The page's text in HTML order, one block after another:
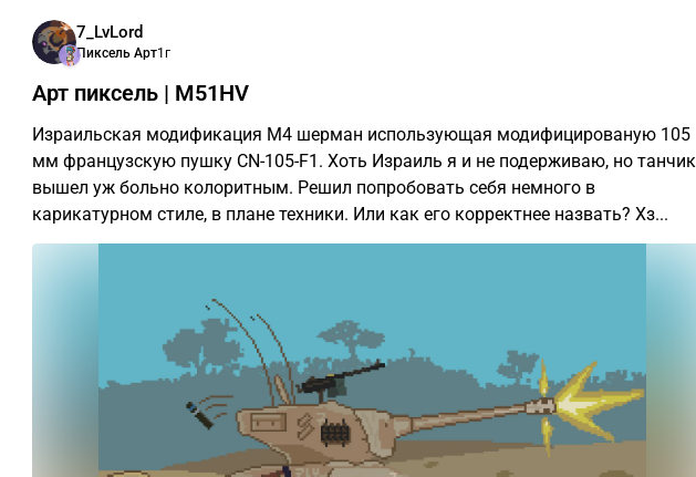
7_LvLord
Пиксель Арт1г
Арт пиксель | M51HV
Израильская модификация М4 шерман использующая модифицированую 105
мм французскую пушку CN-105-F1. Хоть Израиль я и не подерживаю, но танчик
вышел уж больно колоритным. Решил попробовать себя немного в
карикатурном стиле, в плане техники. Или как его корректнее назвать? Хз...